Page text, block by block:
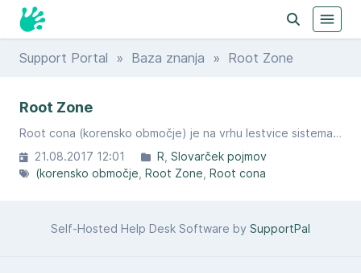
Support Portal » Baza znanja » Root Zone
Root Zone
Root cona (korensko območje) je na vrhu lestvice sistema domenskih imen.
21.08.2017 12:01
R Slovarček pojmov
(korensko območje Root Zone Root cona
Self-Hosted Help Desk Software by SupportPal